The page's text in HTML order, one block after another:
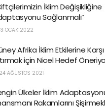
İklim Değişikliğine
Sağlanmalı”
OCAK 2022
Afrika İklim Etkilerine
için Nicel Hedef
AĞUSTOS 2021
Ülkeler İklim
Rakamlarını